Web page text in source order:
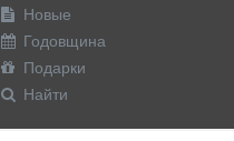
Новые
Годовщина
Подарки
Найти